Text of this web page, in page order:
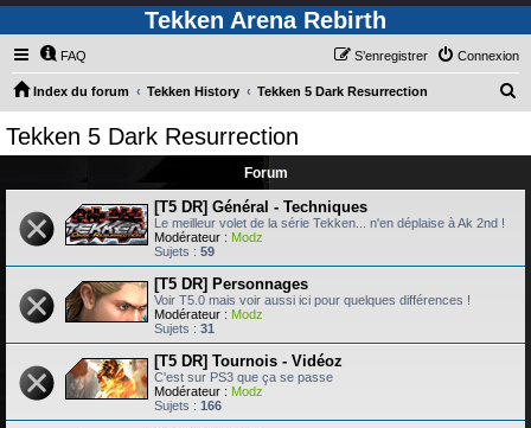
Tekken Arena Rebirth
FAQ Connexion
S’enregistrer
Index du forum Tekken History Tekken 5 Dark Resurrection
r
Tekken 5 Dark Resurrection
Forum
[T5 DR] Général - Techniques
Le meilleur volet de la série Tekken... n'en déplaise à Ak 2nd !
Modérateur : Modz
Sujets : 59
[T5 DR] Personnages
Voir T5.0 mais voir aussi ici pour quelques différences !
Modérateur : Modz
Sujets : 31
[T5 DR] Tournois - Vidéoz
C'est sur PS3 que ça se passe
Modérateur : Modz
Sujets : 166